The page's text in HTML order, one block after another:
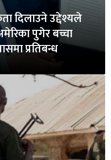
दिलाउने उद्देश्यले
पुगेर बच्चा
प्रतिबन्ध